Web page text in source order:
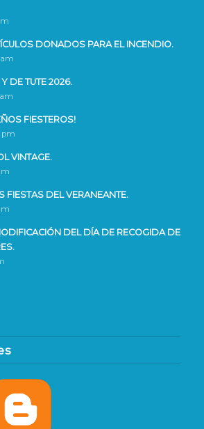
DONADOS PARA EL INCENDIO.
am
DE TUTE 2026.
FIESTEROS!
pm
VINTAGE.
FIESTAS DEL VERANEANTE.
DEL DÍA DE RECOGIDA DE